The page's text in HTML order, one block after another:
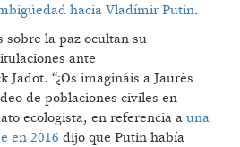
üedad hacia Vladímir Putin.
sobre la paz ocultan su
ante
Jadot. “¿Os imagináis a Jaurès
de poblaciones civiles en
ecologista, en referencia a una
en 2016 dijo que Putin había